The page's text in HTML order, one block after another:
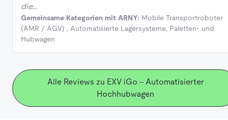
die…
Gemeinsame Kategorien mit ARNY: Mobile Transportroboter
(AMR / AGV) , Automatisierte Lagersysteme, Paletten- und
Hubwagen
Alle Reviews zu EXV iGo - Automatisierter
Hochhubwagen